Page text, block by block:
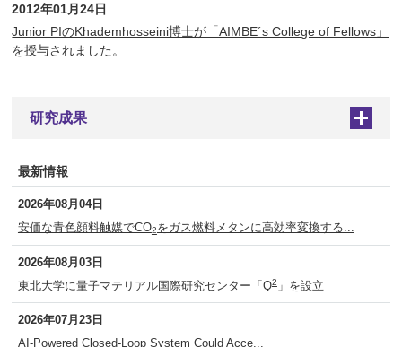
2012年01月24日
Junior PIのKhademhosseini博士が「AIMBE´s College of Fellows」
を授与されました。
研究成果 +
最新情報
2026年08月04日
安価な青色顔料触媒でCO2をガス燃料メタンに高効率変換する...
2026年08月03日
東北大学に量子マテリアル国際研究センター「Q2」を設立
2026年07月23日
AI-Powered Closed-Loop System Could Acce...